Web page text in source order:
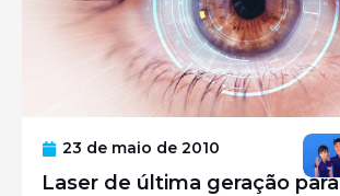
23 de maio de 2010
Laser de última geração para